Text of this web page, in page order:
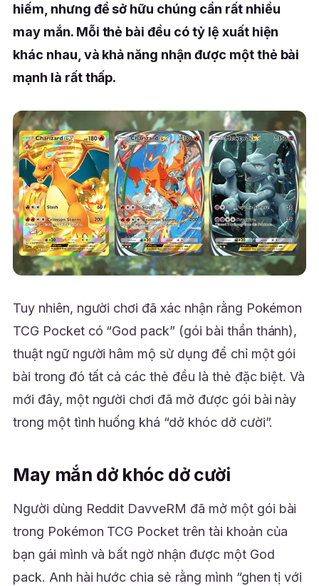
hiếm, nhưng để sở hữu chúng cần rất nhiều
may mắn. Mỗi thẻ bài đều có tỷ lệ xuất hiện
khác nhau, và khả năng nhận được một thẻ bài
mạnh là rất thấp.
Tuy nhiên, người chơi đã xác nhận rằng Pokémon
TCG Pocket có “God pack” (gói bài thần thánh),
thuật ngữ người hâm mộ sử dụng để chỉ một gói
bài trong đó tất cả các thẻ đều là thẻ đặc biệt. Và
mới đây, một người chơi đã mở được gói bài này
trong một tình huống khá “dở khóc dở cười”.
May mắn dở khóc dở cười
Người dùng Reddit DavveRM đã mở một gói bài
trong Pokémon TCG Pocket trên tài khoản của
bạn gái mình và bất ngờ nhận được một God
pack. Anh hài hước chia sẻ rằng mình “ghen tị với